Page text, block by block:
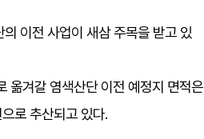
이전 사업이 새삼 주목을 받고 있
옮겨갈 염색산단 이전 예정지 면적은
로 추산되고 있다.